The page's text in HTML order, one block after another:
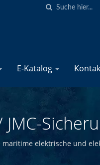
E-Katalog
elektrische und
in der Lage, hochwertige